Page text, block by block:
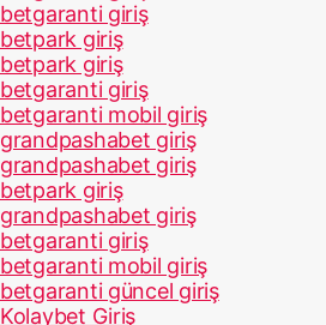
betgaranti giriş
betpark giriş
betpark giriş
betgaranti giriş
betgaranti mobil giriş
grandpashabet giriş
grandpashabet giriş
betpark giriş
grandpashabet giriş
betgaranti giriş
betgaranti mobil giriş
betgaranti güncel giriş
Kolaybet Giriş